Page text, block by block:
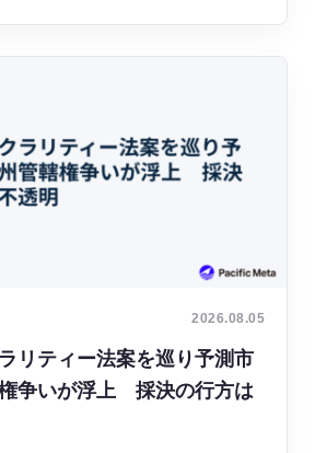
2026.08.05
リティー法案を巡り予測市
争いが浮上 採決の行方は